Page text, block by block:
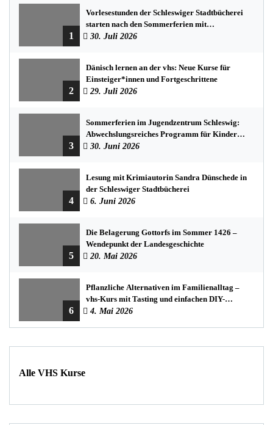
1
Vorlesestunden der Schleswiger Stadtbücherei
starten nach den Sommerferien mit
spannenden Geschichten
30. Juli 2026
2
Dänisch lernen an der vhs: Neue Kurse für
Einsteiger*innen und Fortgeschrittene
29. Juli 2026
3
Sommerferien im Jugendzentrum Schleswig:
Abwechslungsreiches Programm für Kinder
und Jugendliche
30. Juni 2026
4
Lesung mit Krimiautorin Sandra Dünschede in
der Schleswiger Stadtbücherei
6. Juni 2026
5
Die Belagerung Gottorfs im Sommer 1426 –
Wendepunkt der Landesgeschichte
20. Mai 2026
6
Pflanzliche Alternativen im Familienalltag –
vhs-Kurs mit Tasting und einfachen DIY-
Rezepten
4. Mai 2026
Alle VHS Kurse